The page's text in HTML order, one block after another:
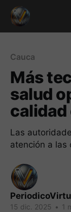
Cauca
Más
salud
calidad
Las
atención a las
15 dic. 2025 • 1